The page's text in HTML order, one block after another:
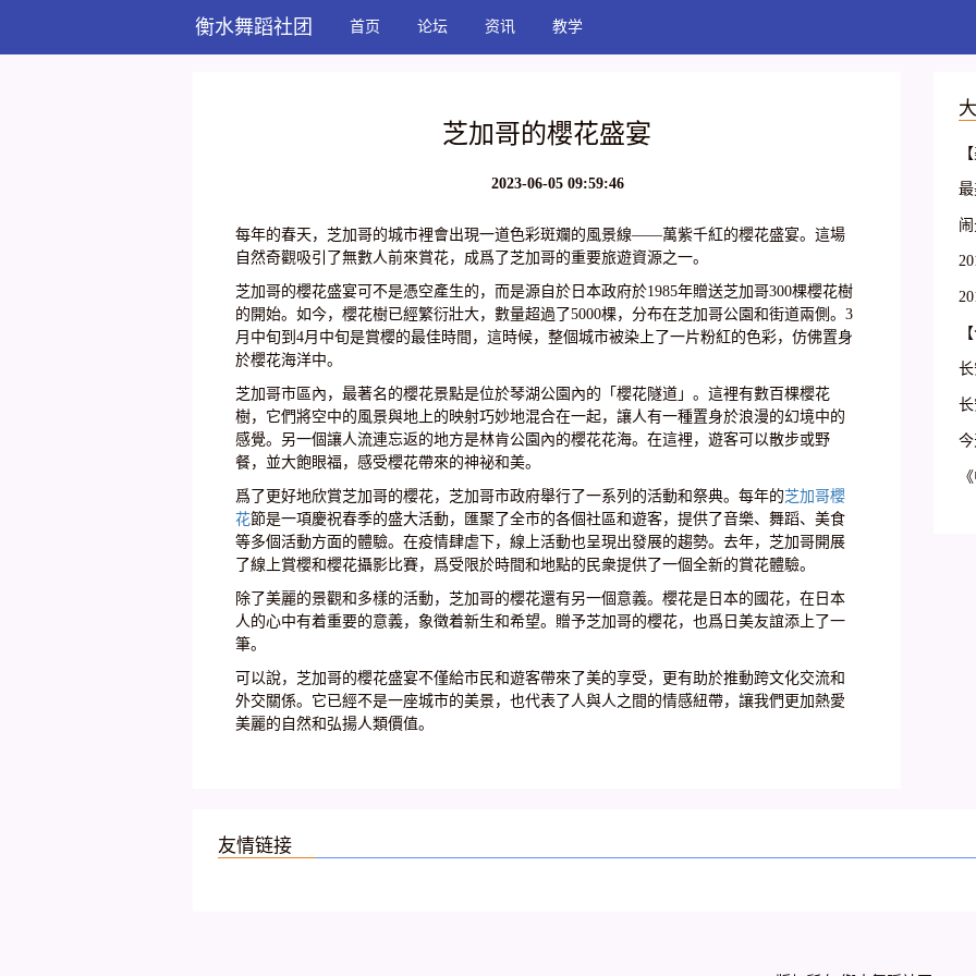
衡水舞蹈社团 首页 论坛 资讯 教学
芝加哥的櫻花盛宴
2023-06-05 09:59:46
每年的春天，芝加哥的城市裡會出現一道色彩斑斕的風景線——萬紫千紅的櫻花盛宴。這場
自然奇觀吸引了無數人前來賞花，成爲了芝加哥的重要旅遊資源之一。
芝加哥的櫻花盛宴可不是憑空產生的，而是源自於日本政府於1985年贈送芝加哥300棵櫻花樹
的開始。如今，櫻花樹已經繁衍壯大，數量超過了5000棵，分布在芝加哥公園和街道兩側。3
月中旬到4月中旬是賞櫻的最佳時間，這時候，整個城市被染上了一片粉紅的色彩，仿佛置身
於櫻花海洋中。
芝加哥市區內，最著名的櫻花景點是位於琴湖公園內的「櫻花隧道」。這裡有數百棵櫻花
樹，它們將空中的風景與地上的映射巧妙地混合在一起，讓人有一種置身於浪漫的幻境中的
感覺。另一個讓人流連忘返的地方是林肯公園內的櫻花花海。在這裡，遊客可以散步或野
餐，並大飽眼福，感受櫻花帶來的神祕和美。
爲了更好地欣賞芝加哥的櫻花，芝加哥市政府舉行了一系列的活動和祭典。每年的芝加哥櫻
花節是一項慶祝春季的盛大活動，匯聚了全市的各個社區和遊客，提供了音樂、舞蹈、美食
等多個活動方面的體驗。在疫情肆虐下，線上活動也呈現出發展的趨勢。去年，芝加哥開展
了線上賞櫻和櫻花攝影比賽，爲受限於時間和地點的民衆提供了一個全新的賞花體驗。
除了美麗的景觀和多樣的活動，芝加哥的櫻花還有另一個意義。櫻花是日本的國花，在日本
人的心中有着重要的意義，象徵着新生和希望。贈予芝加哥的櫻花，也爲日美友誼添上了一
筆。
可以說，芝加哥的櫻花盛宴不僅給市民和遊客帶來了美的享受，更有助於推動跨文化交流和
外交關係。它已經不是一座城市的美景，也代表了人與人之間的情感紐帶，讓我們更加熱愛
美麗的自然和弘揚人類價值。
友情链接